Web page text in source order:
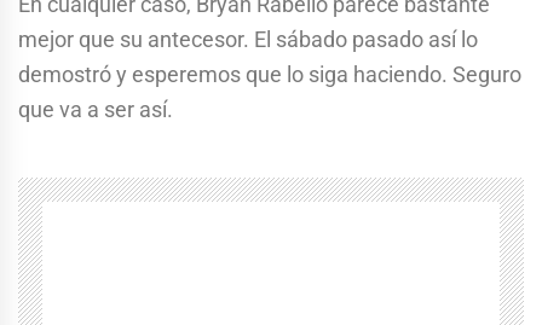
mejor que su antecesor. El sábado pasado así lo
demostró y esperemos que lo siga haciendo. Seguro
que va a ser así.